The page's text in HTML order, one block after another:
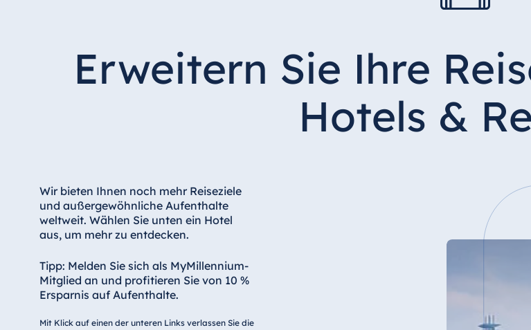
Erweitern Sie Ihre
Hotels &
Wir bieten Ihnen noch mehr Reiseziele
und außergewöhnliche Aufenthalte
weltweit. Wählen Sie unten ein Hotel
aus, um mehr zu entdecken.
Tipp: Melden Sie sich als MyMillennium-
Mitglied an und profitieren Sie von 10 %
Ersparnis auf Aufenthalte.
Mit Klick auf einen der unteren Links verlassen Sie die